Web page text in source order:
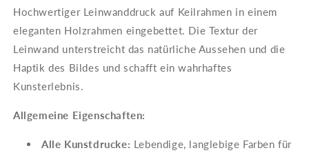
Hochwertiger Leinwanddruck auf Keilrahmen in einem
eleganten Holzrahmen eingebettet. Die Textur der
Leinwand unterstreicht das natürliche Aussehen und die
Haptik des Bildes und schafft ein wahrhaftes
Kunsterlebnis.
Allgemeine Eigenschaften:
Alle Kunstdrucke: Lebendige, langlebige Farben für